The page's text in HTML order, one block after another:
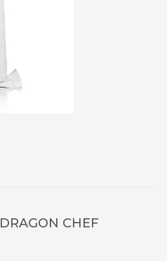
DRAGON CHEF